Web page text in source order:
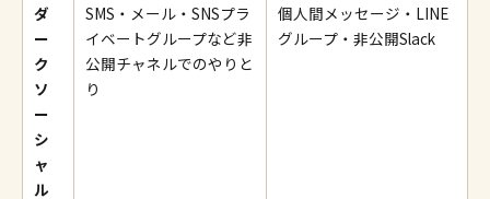
ダ
ー
ク
ソ
ー
シ
ャ
ル
SMS・メール・SNSプラ
イベートグループなど非
公開チャネルでのやりと
り
個人間メッセージ・LINE
グループ・非公開Slack